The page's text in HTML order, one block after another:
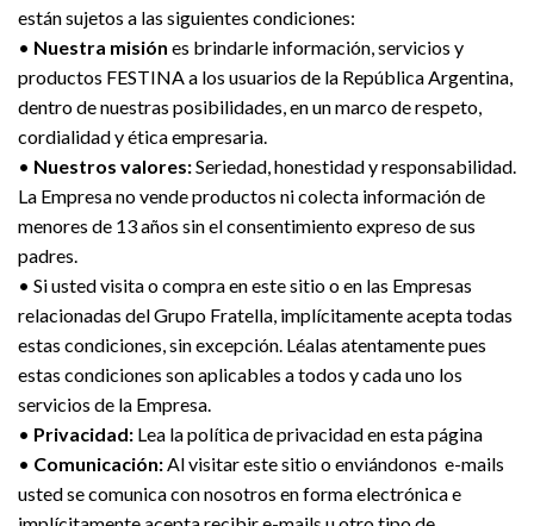
están sujetos a las siguientes condiciones:
• Nuestra misión es brindarle información, servicios y
productos FESTINA a los usuarios de la República Argentina,
dentro de nuestras posibilidades, en un marco de respeto,
cordialidad y ética empresaria.
• Nuestros valores:Seriedad, honestidad y responsabilidad.
La Empresa no vende productos ni colecta información de
menores de 13 años sin el consentimiento expreso de sus
padres.
• Si usted visita o compra en este sitio o en las Empresas
relacionadas del Grupo Fratella, implícitamente acepta todas
estas condiciones, sin excepción. Léalas atentamente pues
estas condiciones son aplicables a todos y cada uno los
servicios de la Empresa.
• Privacidad: Lea la política de privacidaden esta página
• Comunicación:Al visitar este sitio o enviándonos e-mails
usted se comunica con nosotros en forma electrónica e